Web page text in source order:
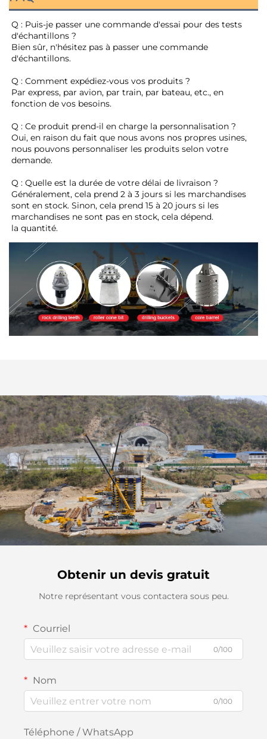
Q : Puis-je passer une commande d'essai pour des tests
d'échantillons ?
Bien sûr, n'hésitez pas à passer une commande
d'échantillons.
Q : Comment expédiez-vous vos produits ?
Par express, par avion, par train, par bateau, etc., en
fonction de vos besoins.
Q : Ce produit prend-il en charge la personnalisation ?
Oui, en raison du fait que nous avons nos propres usines,
nous pouvons personnaliser les produits selon votre
demande.
Q : Quelle est la durée de votre délai de livraison ?
Généralement, cela prend 2 à 3 jours si les marchandises
sont en stock. Sinon, cela prend 15 à 20 jours si les
marchandises ne sont pas en stock, cela dépend.
la quantité.
Obtenir un devis gratuit
Notre représentant vous contactera sous peu.
Courriel
0/100
Nom
0/100
Téléphone / WhatsApp